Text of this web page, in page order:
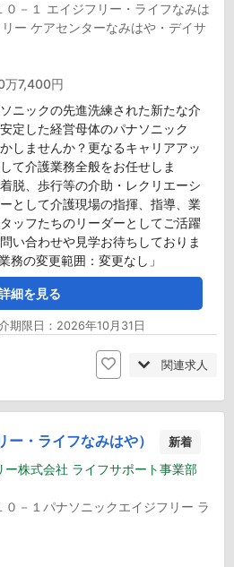
０－１ エイジフリー・ライフなみは
ー ケアセンターなみはや・デイサ
7,400円
ニックの先進洗練された新たな介
定した経営母体のパナソニック
しませんか？更なるキャリアアッ
て介護業務全般をお任せしま
脱、歩行等の介助・レクリエーシ
として介護現場の指揮、指導、業
ッフたちのリーダーとしてご活躍
い合わせや見学お待ちしておりま
務の変更範囲：変更なし」
細を見る
限日：2026年10月31日
関連求人
・ライフなみはや） 新着
株式会社 ライフサポート事業部
－１パナソニックエイジフリー ラ